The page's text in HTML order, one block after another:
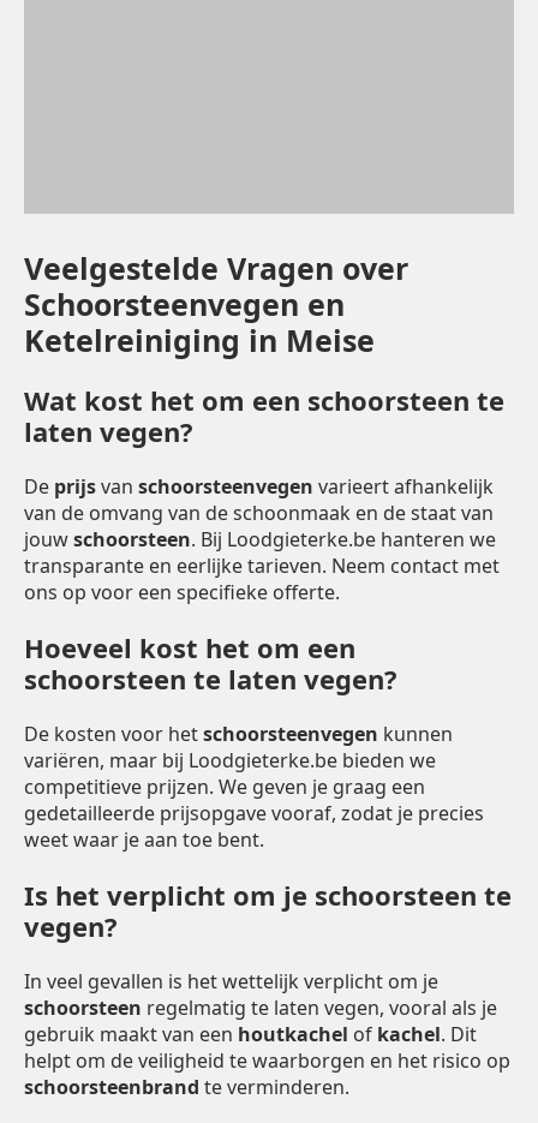
Veelgestelde Vragen over
Schoorsteenvegen en
Ketelreiniging in Meise
Wat kost het om een schoorsteen te
laten vegen?
De prijsvan schoorsteenvegen varieert afhankelijk
van de omvang van de schoonmaak en de staat van
jouwschoorsteen. Bij Loodgieterke.be hanteren we
transparante en eerlijke tarieven. Neem contact met
ons op voor een specifieke offerte.
Hoeveel kost het om een
schoorsteen te laten vegen?
De kosten voor hetschoorsteenvegen kunnen
variëren, maar bij Loodgieterke.be bieden we
competitieve prijzen. We geven je graag een
gedetailleerde prijsopgave vooraf, zodat je precies
weet waar je aan toe bent.
Is het verplicht om je schoorsteen te
vegen?
In veel gevallen is het wettelijk verplicht om je
schoorsteen regelmatig te laten vegen, vooral als je
gebruik maakt van een houtkachel of kachel. Dit
helpt om de veiligheid te waarborgen en het risico op
schoorsteenbrand te verminderen.